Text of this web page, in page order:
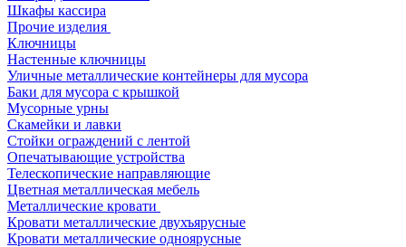
Шкафы кассира
Прочие изделия
Ключницы
Настенные ключницы
Уличные металлические контейнеры для мусора
Баки для мусора с крышкой
Мусорные урны
Скамейки и лавки
Стойки ограждений с лентой
Опечатывающие устройства
Телескопические направляющие
Цветная металлическая мебель
Металлические кровати
Кровати металлические двухъярусные
Кровати металлические одноярусные